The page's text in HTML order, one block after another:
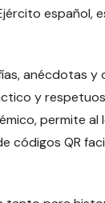
español,
anécdotas
y
permite
códigos QR